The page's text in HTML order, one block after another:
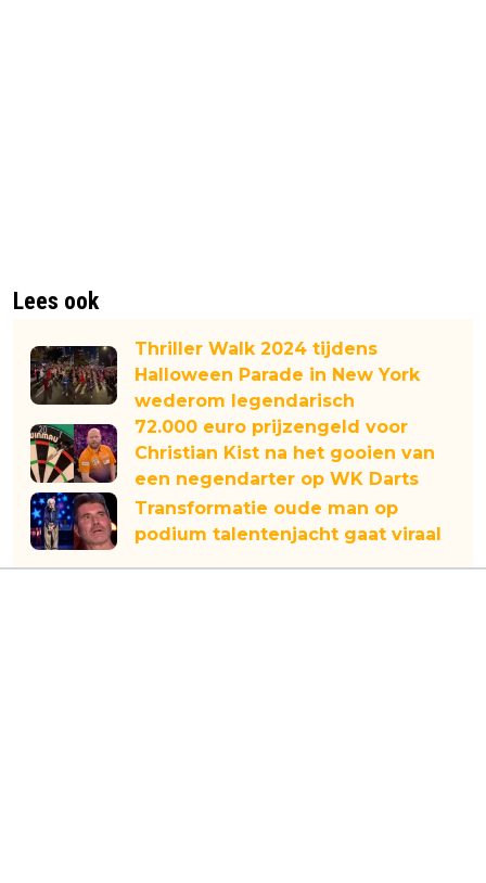
Lees ook
Thriller Walk 2024 tijdens
Halloween Parade in New York
wederom legendarisch
72.000 euro prijzengeld voor
Christian Kist na het gooien van
een negendarter op WK Darts
Transformatie oude man op
podium talentenjacht gaat viraal